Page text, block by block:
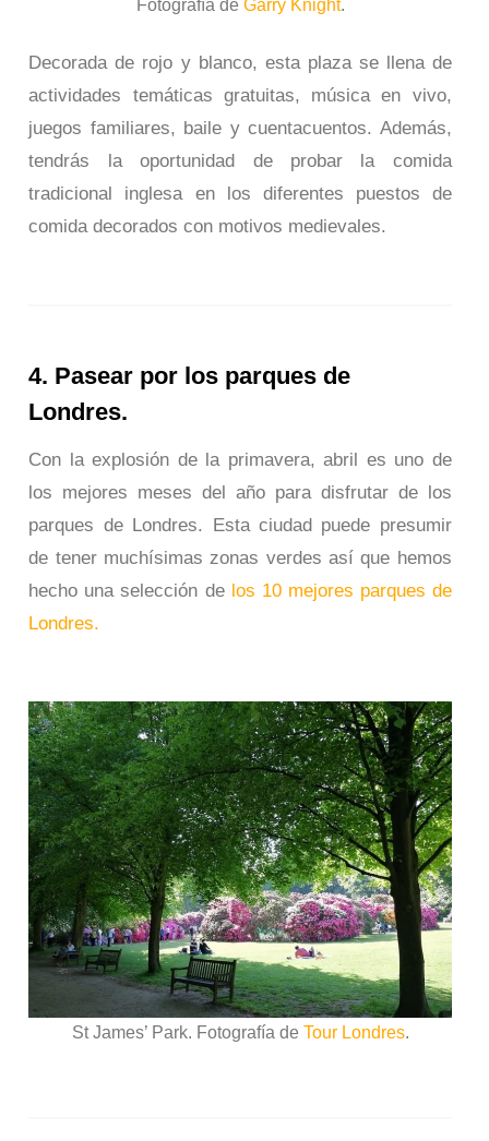
Fotografía de Garry Knight.
Decorada de rojo y blanco, esta plaza se llena de
actividades temáticas gratuitas, música en vivo,
juegos familiares, baile y cuentacuentos. Además,
tendrás la oportunidad de probar la comida
tradicional inglesa en los diferentes puestos de
comida decorados con motivos medievales.
4. Pasear por los parques de
Londres.
Con la explosión de la primavera, abril es uno de
los mejores meses del año para disfrutar de los
parques de Londres. Esta ciudad puede presumir
de tener muchísimas zonas verdes así que hemos
hecho una selección de los 10 mejores parques de
Londres.
St James’ Park. Fotografía de Tour Londres.